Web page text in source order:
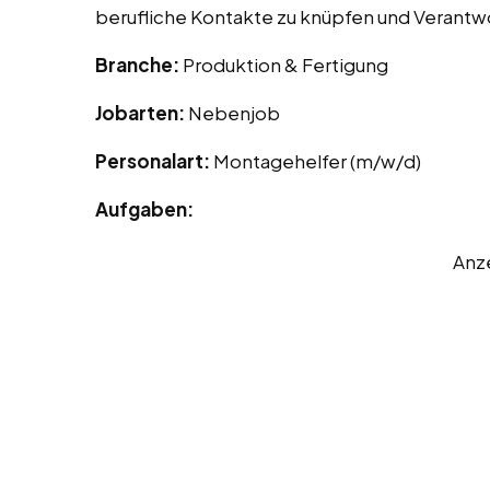
berufliche Kontakte zu knüpfen und
Branche: Produktion & Fertigung
Jobarten: Nebenjob
Personalart: Montagehelfer (m/w/d)
Aufgaben: